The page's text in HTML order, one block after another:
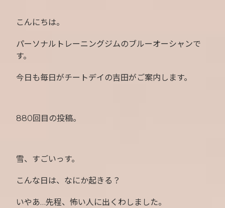
こんにちは。
パーソナルトレーニングジムのブルーオーシャンで
す。
今日も毎日がチートデイの吉田がご案内します。
880回目の投稿。
雪、すごいっす。
こんな日は、なにか起きる？
いやあ…先程、怖い人に出くわしました。